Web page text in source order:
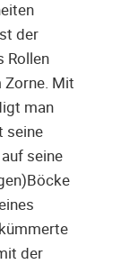
der
Rollen
Zorne. Mit
man
seine
seine
der